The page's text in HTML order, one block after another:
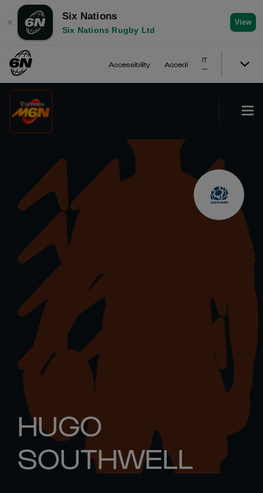
✕
Six Nations
Six Nations Rugby Ltd
View
Accessibility Accedi
IT
HUGO
SOUTHWELL